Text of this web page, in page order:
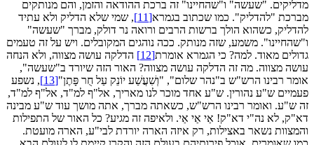
מדליקים. "שעשה" ו"שהחיינו" זה ברכת ההודאה והזמן, והם מנותקים
מברכת "להדליק". כמו שכתוב בגמרא[11]
, שמי שלא הדליק ולא עתיד
להדליק, כשהוא הולך ברשות הרבים ורואה נר דולק, מברך "שעשה"
ו"שהחיינו". משמע, שזה מנותק. ככה נוהגים המקובלים. ויש על זה טעמים
גדולים מאוד. למה? כי הגמרא אומרת[12]
הדלקה עושה מצווה, ולא הנחה
עושה מצווה. מה זה הדלקה עושה מצווה? האור הזה שיורד ב"שעשה",
אומר רבינו הרש"ש ב"נהר שלום", "וְשִׁעֲשַׁע יוֹנֵק עַל חֻר פָּתֶן"[13]
, נשפע
פעמיים ש"ע נהורין. ש"ע אחד מוכר לנו מאריך, אל"ף למ"ד, אל"ף למ"ד,
זה ש"ע. ואומר רבינו הרש"ש, כשאתה מברך, אתה מושך עוד ש"ע מבינה
דא"ק, לא נה"י דא"ק! אַי אַי אַי. ולאיפה זה מגיע? כל האור של התפילות
והמצוות נשאר באצילות, רק איזה הארה יורדת לבי"ע, הארה מועטת.